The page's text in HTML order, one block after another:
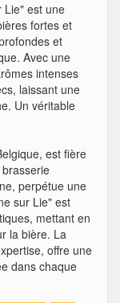
Lie" est une
fortes et
et
Avec une
intenses
laissant une
Un véritable
est fière
perpétue une
sur Lie" est
mettant en
la bière. La
offre une
dans chaque